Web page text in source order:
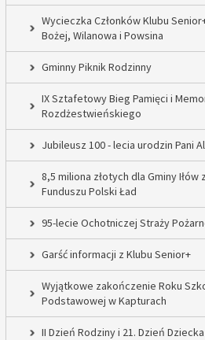
Wycieczka Członków Klubu
Bożej, Wilanowa i Powsina
Gminny Piknik Rodzinny
IX Sztafetowy Bieg Pamięci i
Rozdżestwieńskiego
Jubileusz 100 - lecia urodzin Pani
8,5 miliona złotych dla Gminy
Funduszu Polski Ład
95-lecie Ochotniczej Straży
Garść informacji z Klubu Senior+
Wyjątkowe zakończenie Roku
Podstawowej w Kapturach
II Dzień Rodziny i 21. Dzień